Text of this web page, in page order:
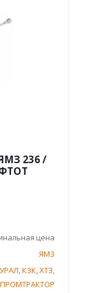
236 /
цена
ЯМЗ
УРАЛ,КЗК,ХТЗ,
ПРОМТРАКТОР